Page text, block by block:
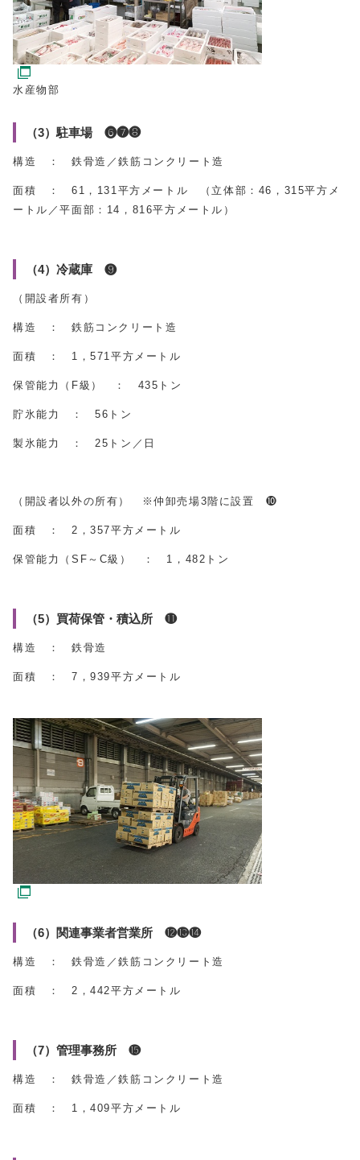
水産物部
（3）駐車場 ❻❼❽
構造 ： 鉄骨造／鉄筋コンクリート造
面積 ： 61，131平方メートル （立体部：46，315平方メ
ートル／平面部：14，816平方メートル）
（4）冷蔵庫 ❾
（開設者所有）
構造 ： 鉄筋コンクリート造
面積 ： 1，571平方メートル
保管能力（F級） ： 435トン
貯氷能力 ： 56トン
製氷能力 ： 25トン／日
（開設者以外の所有） ※仲卸売場3階に設置 ❿
面積 ： 2，357平方メートル
保管能力（SF～C級） ： 1，482トン
（5）買荷保管・積込所 ⓫
構造 ： 鉄骨造
面積 ： 7，939平方メートル
（6）関連事業者営業所 ⓬⓭⓮
構造 ： 鉄骨造／鉄筋コンクリート造
面積 ： 2，442平方メートル
（7）管理事務所 ⓯
構造 ： 鉄骨造／鉄筋コンクリート造
面積 ： 1，409平方メートル